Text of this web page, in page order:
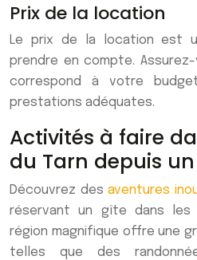
Prix de la location
Le prix de la location est
prendre en compte.
correspond à votre
prestations adéquates.
Activités à faire
du Tarn depuis
Découvrez des aventures
réservant un gîte dans les
région magnifique offre une
telles que des